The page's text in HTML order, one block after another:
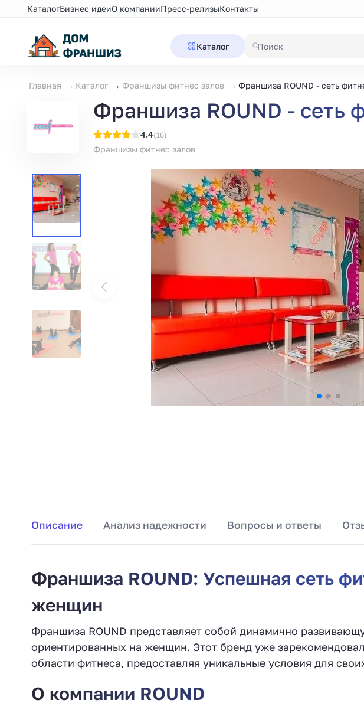
КаталогБизнес идеиО компанииПресс-релизыКонтакты
Каталог
Главная Каталог Франшизы фитнес залов Франшиза ROUND - сеть
Франшиза ROUND - сеть
4.4(16)
Франшизы фитнес залов
Описание Анализ надежности Вопросы и ответы
Франшиза ROUND: Успешная сеть
женщин
Франшиза ROUND представляет собой динамично
ориентированных на женщин. Этот бренд уже
области фитнеса, предоставляя уникальные условия для
О компании ROUND